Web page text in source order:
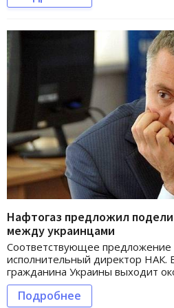
Нафтогаз предложил
между украинцами
Соответствующее предложение
исполнительный директор НАК.
гражданина Украины выходит
Подробнее